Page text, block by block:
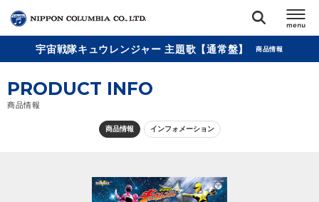
リリース
宇宙戦隊キュウレンジャー 主題歌【通常盤】 商品情報
PRODUCT INFO
商品情報
商品情報 インフォメーション